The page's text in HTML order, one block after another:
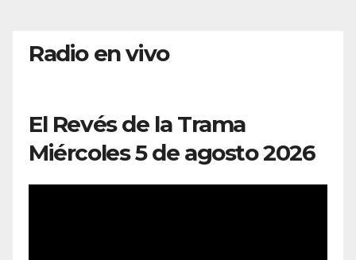
Radio en vivo
El Revés de la Trama
Miércoles 5 de agosto 2026